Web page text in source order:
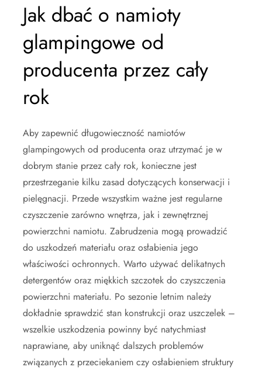
Jak dbać o namioty
glampingowe od
producenta przez cały
rok
Aby zapewnić długowieczność namiotów
glampingowych od producenta oraz utrzymać je w
dobrym stanie przez cały rok, konieczne jest
przestrzeganie kilku zasad dotyczących konserwacji i
pielęgnacji. Przede wszystkim ważne jest regularne
czyszczenie zarówno wnętrza, jak i zewnętrznej
powierzchni namiotu. Zabrudzenia mogą prowadzić
do uszkodzeń materiału oraz osłabienia jego
właściwości ochronnych. Warto używać delikatnych
detergentów oraz miękkich szczotek do czyszczenia
powierzchni materiału. Po sezonie letnim należy
dokładnie sprawdzić stan konstrukcji oraz uszczelek –
wszelkie uszkodzenia powinny być natychmiast
naprawiane, aby uniknąć dalszych problemów
związanych z przeciekaniem czy osłabieniem struktury